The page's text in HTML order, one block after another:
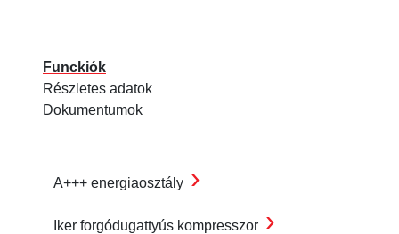
Funckiók
Részletes adatok
Dokumentumok
A+++ energiaosztály ›
Iker forgódugattyús kompresszor ›